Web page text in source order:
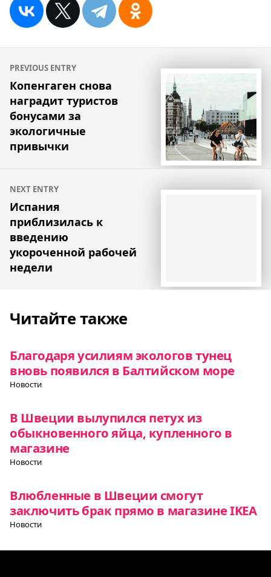
Навигация
по
записям
PREVIOUS ENTRY
Копенгаген снова
наградит туристов
бонусами за
экологичные
привычки
NEXT ENTRY
Испания
приблизилась к
введению
укороченной рабочей
недели
Читайте также
Благодаря усилиям экологов тунец
вновь появился в Балтийском море
Новости
В Швеции вылупился петух из
обыкновенного яйца, купленного в
магазине
Новости
Влюбленные в Швеции смогут
заключить брак прямо в магазине IKEA
Новости